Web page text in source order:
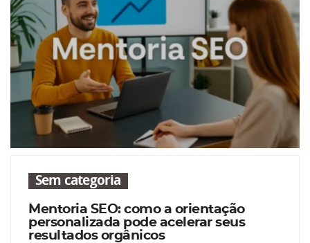
Sem categoria
Mentoria SEO: como a orientação
personalizada pode acelerar seus
resultados orgânicos